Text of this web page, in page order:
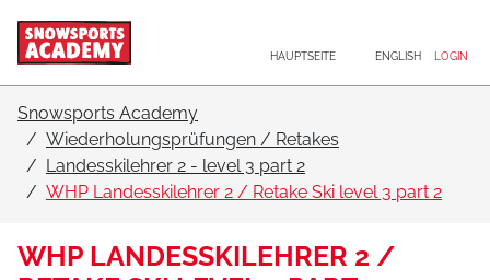
HAUPTSEITE ENGLISH LOGIN
Snowsports Academy
Wiederholungsprüfungen / Retakes
Landesskilehrer 2 - level 3 part 2
WHP Landesskilehrer 2 / Retake Ski level 3 part 2
WHP LANDESSKILEHRER 2 /